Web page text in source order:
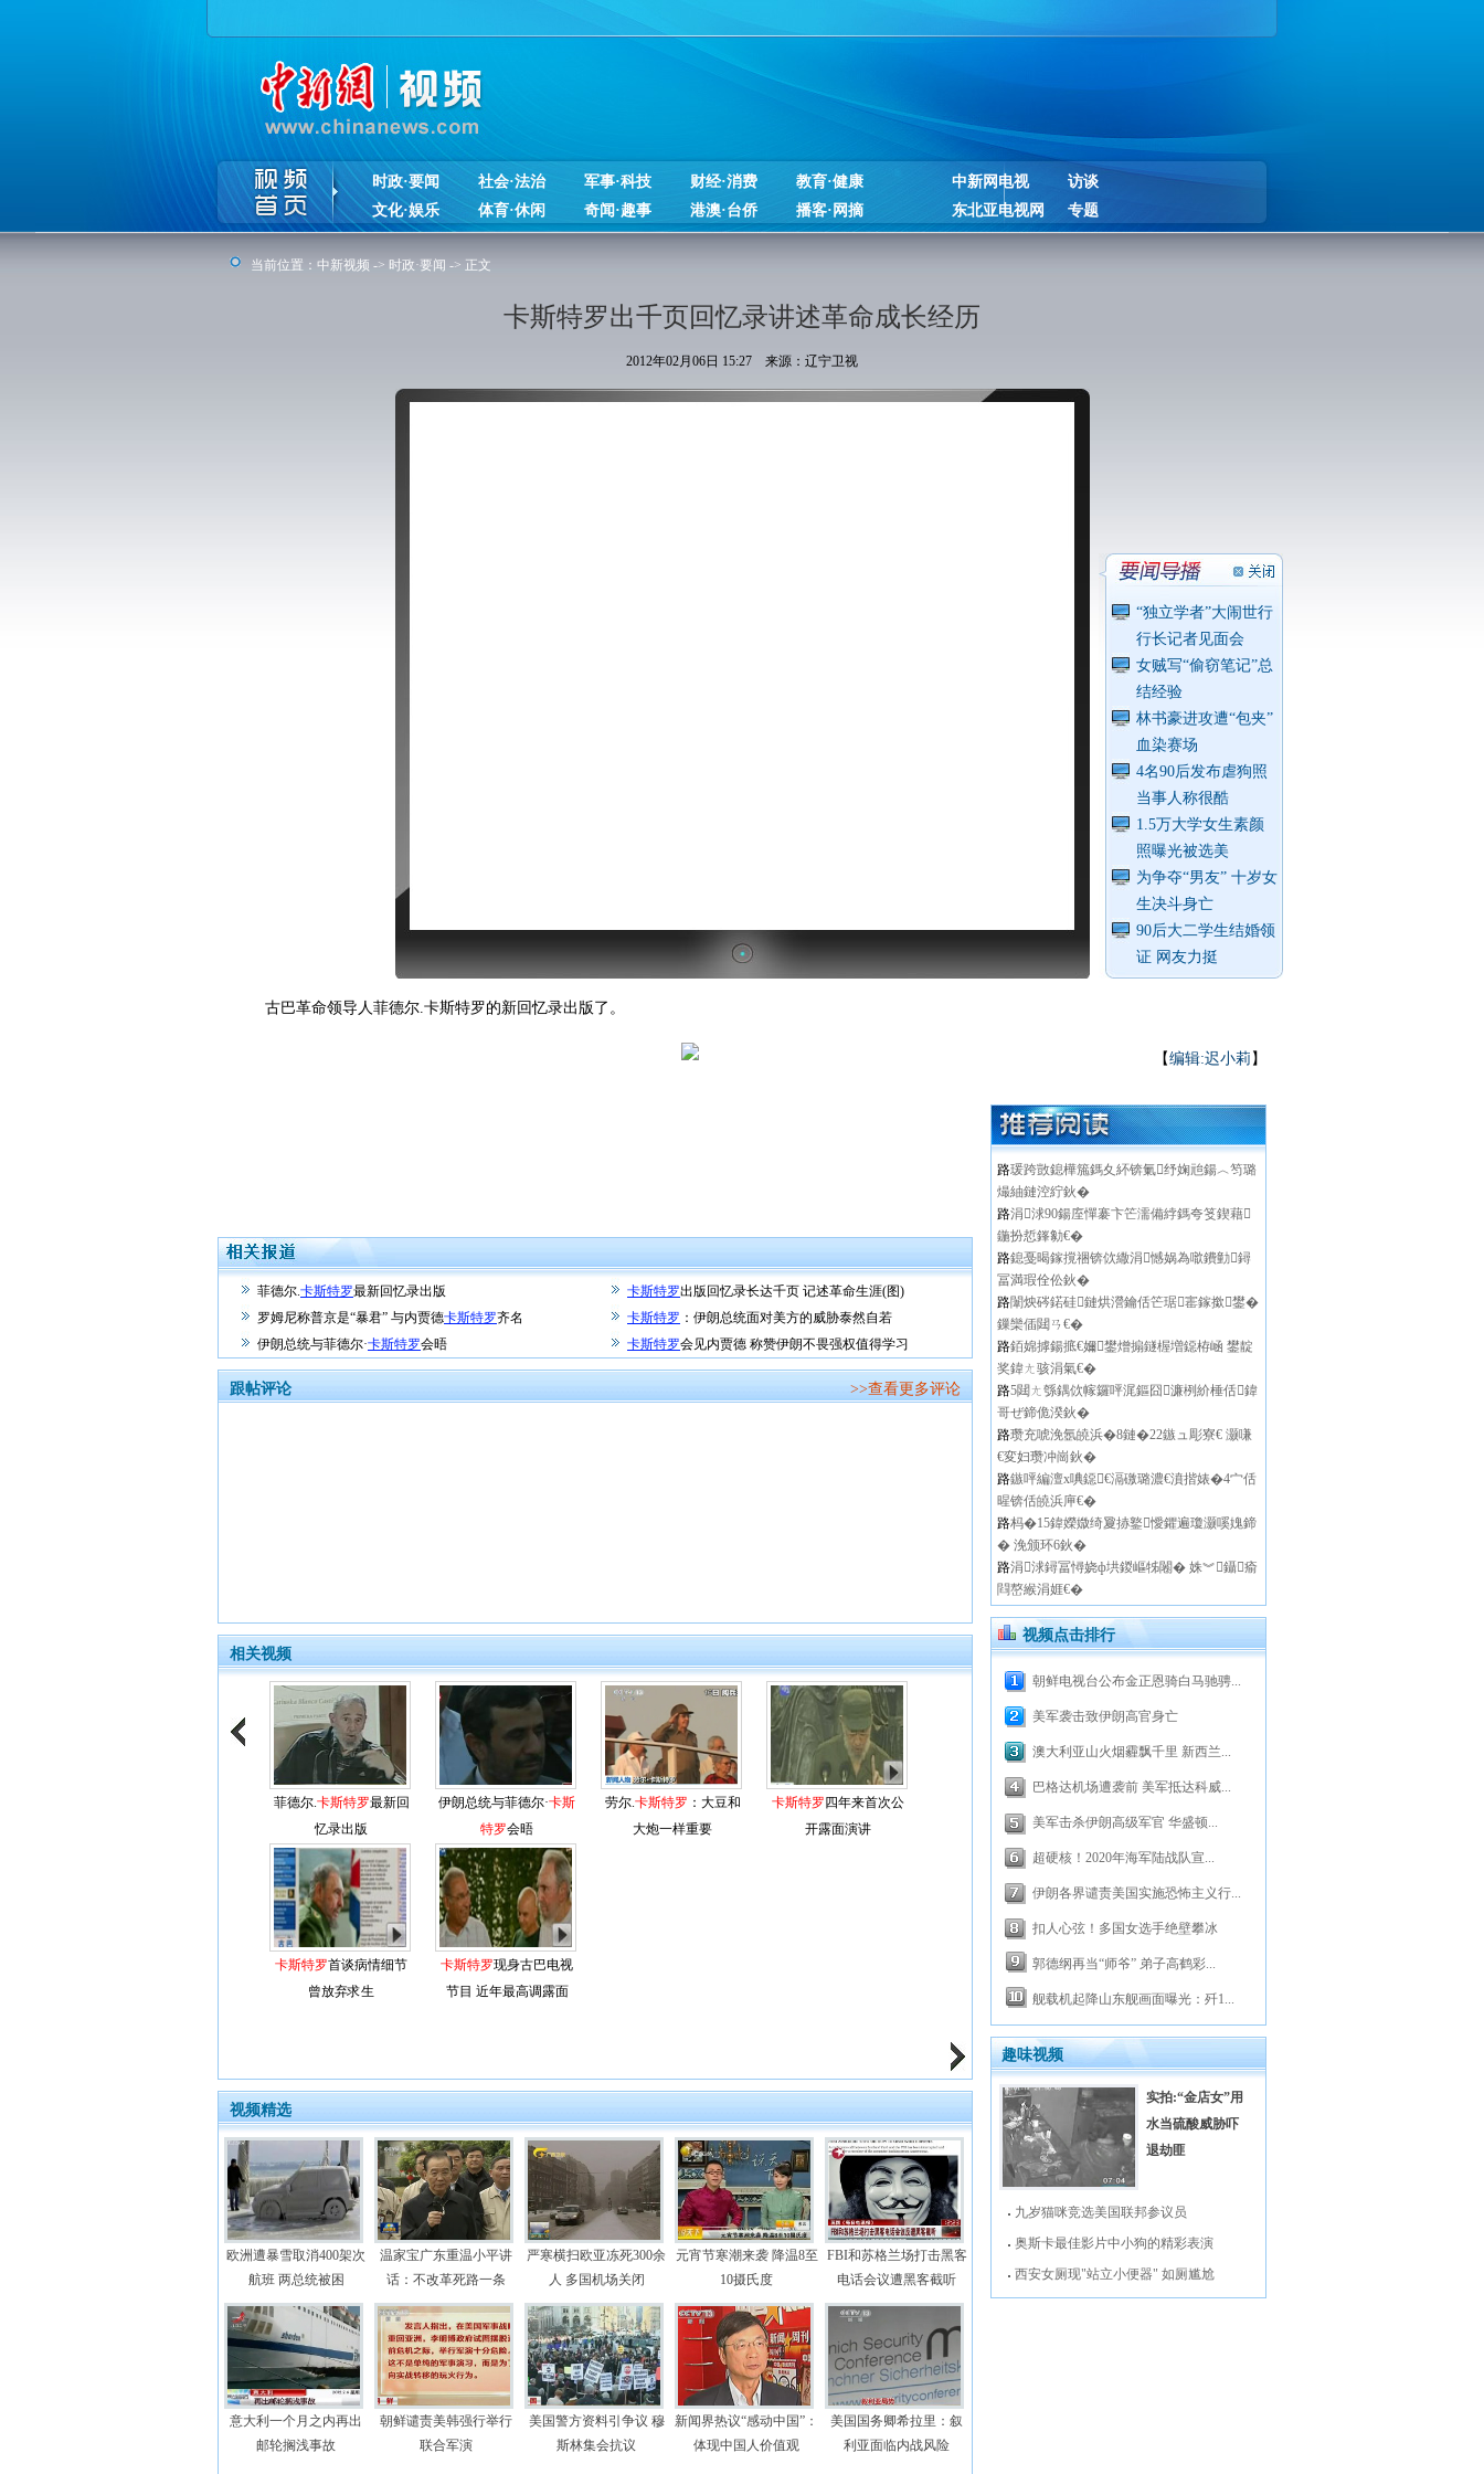
时政·要闻 社会·法治 军事·科技 财经·消费
教育·健康
文化·娱乐
体育·休闲 奇闻·趣事 港澳·台侨 播客·网摘
中新网电视
访谈
东北亚电视网
专题
当前位置： 中新视频 -> 时政·要闻 -> 正文
卡斯特罗出千页回忆录讲述革命成长经历
2012年02月06日 15:27 来源：辽宁卫视
“独立学者”大闹世行
行长记者见面会
女贼写“偷窃笔记”总
结经验
林书豪进攻遭“包夹”
血染赛场
4名90后发布虐狗照
当事人称很酷
1.5万大学女生素颜
照曝光被选美
为争夺“男友” 十岁女
生决斗身亡
90后大二学生结婚领
证 网友力挺
古巴革命领导人菲德尔.卡斯特罗的新回忆录出版了。
【编辑:迟小莉 】
菲德尔.卡斯特罗最新回忆录出版 卡斯特罗出版回忆录长达千页 记述革命生涯(图)
罗姆尼称普京是“暴君” 与内贾德卡斯特罗齐名 卡斯特罗 ：伊朗总统面对美方的威胁泰然自若
伊朗总统与菲德尔·卡斯特罗会晤 卡斯特罗会见内贾德 称赞伊朗不畏强权值得学习
跟帖评论 >>查看更多评论
相关视频
菲德尔.卡斯特罗最新回
忆录出版
伊朗总统与菲德尔·卡斯
特罗会晤
劳尔.卡斯特罗 ：大豆和
大炮一样重要
卡斯特罗 四年来首次公
开露面演讲
卡斯特罗首谈病情细节
曾放弃求生
卡斯特罗现身古巴电视
节目 近年最高调露面
视频精选
欧洲遭暴雪取消400架次
航班 两总统被困
温家宝广东重温小平讲
话：不改革死路一条
严寒横扫欧亚冻死300余
人 多国机场关闭
元宵节寒潮来袭 降温8至
10摄氏度
FBI和苏格兰场打击黑客
电话会议遭黑客截听
意大利一个月之内再出
邮轮搁浅事故
朝鲜谴责美韩强行举行
联合军演
美国警方资料引争议 穆
斯林集会抗议
新闻界热议“感动中国”：
体现中国人价值观
美国国务卿希拉里：叙
利亚面临内战风险
路瑗跨敳鎴樺箷鎷夊紑锛氭纾婅兘鍚︿笉璐
熶紬鏈涳紵鈥�
路涓浗90鍚庢憚褰卞笀濡備綍鎷夸笅鍥藉
鍦扮悊鎽勨€�
路鎴戞暍鎵撹祵锛佽繖涓憾娲為噷鐨勭鐞
冨満瑕佺伀鈥�
路闈炴硶鍩硅鏈烘瀯鑰佸笀琚寚鎵撳鐢�
鏁欒偛閮ㄢ€�
路銆婂摢鍚掋€嬭鐢熷搧鐩楃増鐚栫崡 鐢靛
奖鍏ㄤ骇涓氣€�
路5閮ㄤ綔鍝佽幏鑼呯浘鏂囧濂栵紒棰佸鍏
哥ぜ鍗佹湀鈥�
路瓒充唬浼氬皢浜�8鏈�22鏃ュ彫寮€ 灏嗛
€変妇瓒冲崗鈥�
路鏃呯編澶х唺鐚€滆礉璐濃€濆揩婊�4宀佸
暒锛佸皢浜庘€�
路杩�15鍏嬫媺绮夐捇鐜懓鑺遍瓊灏嗘媿鍗
� 浼颁环6鈥�
路涓浗鐞冨憳娆ф垬鍐嶇牬闂� 姝︾鑷瘉
閰嶅緱涓娾€�
视频点击排行
朝鲜电视台公布金正恩骑白马驰骋...
美军袭击致伊朗高官身亡
澳大利亚山火烟霾飘千里 新西兰...
巴格达机场遭袭前 美军抵达科威...
美军击杀伊朗高级军官 华盛顿...
超硬核！2020年海军陆战队宣...
伊朗各界谴责美国实施恐怖主义行...
扣人心弦！多国女选手绝壁攀冰
郭德纲再当“师爷” 弟子高鹤彩...
舰载机起降山东舰画面曝光：歼1...
趣味视频
实拍:“金店女”用
水当硫酸威胁吓
退劫匪
九岁猫咪竞选美国联邦参议员
奥斯卡最佳影片中小狗的精彩表演
西安女厕现"站立小便器" 如厕尴尬